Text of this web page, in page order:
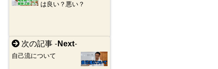
は良い？悪い？
次の記事 - Next-
自己流について